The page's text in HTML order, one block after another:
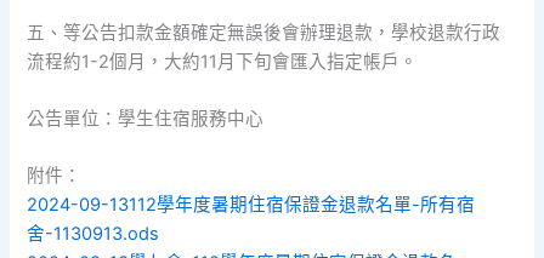
五、等公告扣款金額確定無誤後會辦理退款，學校退款行政
流程約1-2個月，大約11月下旬會匯入指定帳戶。
公告單位：學生住宿服務中心
附件：
2024-09-13112學年度暑期住宿保證金退款名單-所有宿
舍-1130913.ods